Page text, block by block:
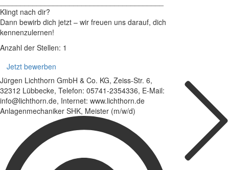
Klingt nach dir?
Dann bewirb dich jetzt – wir freuen uns darauf, dich
kennenzulernen!
Anzahl der Stellen: 1
Jetzt bewerben
Jürgen Lichthorn GmbH & Co. KG, Zeiss-Str. 6,
32312 Lübbecke, Telefon: 05741-2354336, E-Mail:
info@lichthorn.de, Internet: www.lichthorn.de
Anlagenmechaniker SHK, Meister (m/w/d)